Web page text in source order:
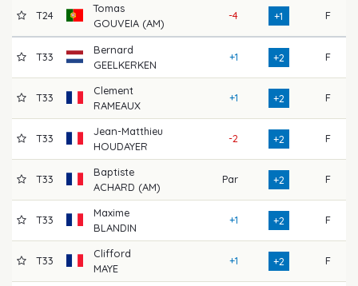
T24
Tomas
GOUVEIA (AM)
-4 +1 F
T33
Bernard
GEELKERKEN
+1 +2 F
T33
Clement
RAMEAUX
+1 +2 F
T33
Jean-Matthieu
HOUDAYER
-2 +2 F
T33
Baptiste
ACHARD (AM)
Par +2 F
T33
Maxime
BLANDIN
+1 +2 F
T33
Clifford
MAYE
+1 +2 F